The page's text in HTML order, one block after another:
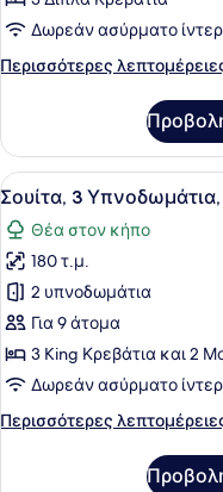
Υπνοδωμάτια,
Ιδιωτική
Πισίνα
Δωρεάν ασύρματο
Περισσότερες
Περισσότερες
3
Υπνοδωμάτια,
Ιδιωτική
Προβολή
όλων
των
φωτογραφιών
για
Σουίτα,
3
Υπνοδωμάτια,
Βεράντα
23
Σουίτα, 3
Θέα στον κήπο
180 τ.μ.
2 υπνοδωμάτια
Για 9 άτομα
3 King Κρεβάτια και 2
Δωρεάν ασύρματο
Περισσότερες
Περισσότερες